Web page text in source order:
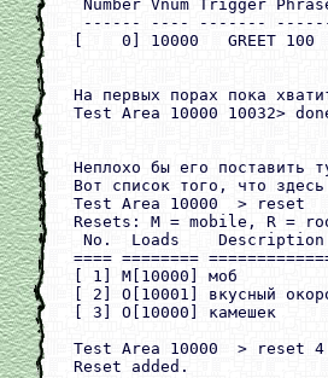
Number Vnum Trigger
------ ---- -------
[    0] 10000   GREET 100
На первых порах пока
Test Area 10000 10032>
Неплохо бы его поставить
Вот список того, что
Test Area 10000  > reset
Resets: M = mobile, R =
No.  Loads
==== ========
[ 1] M[10000] моб
[ 2] O[10001] вкусный
[ 3] O[10000] камешек
Test Area 10000  > reset 4
Reset added.